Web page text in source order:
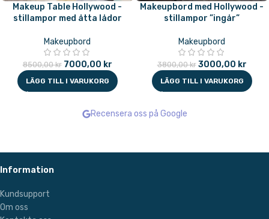
Makeup Table Hollywood -
stillampor med åtta lådor
Makeupbord
8500,00kr 7000,00 kr
LÄGG TILL I VARUKORG
Makeupbord med Hollywood -
stillampor ”ingår”
Makeupbord
3800,00kr 3000,00 kr
LÄGG TILL I VARUKORG
Recensera oss på Google
Information
Kundsupport
Om oss